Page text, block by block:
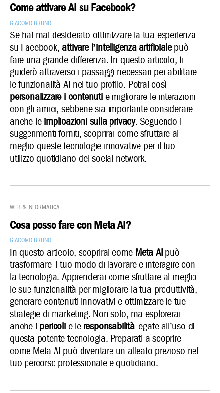
Come attivare AI su Facebook?
Giacomo Bruno
Se hai mai desiderato ottimizzare la tua esperienza
su Facebook,attivare l’intelligenza artificialepuò
fare una grande differenza. In questo articolo, ti
guiderò attraverso i passaggi necessari per abilitare
le funzionalità AI nel tuo profilo. Potrai così
personalizzare i contenutie migliorare le interazioni
con gli amici, sebbene sia importante considerare
anche le implicazioni sulla privacy. Seguendo i
suggerimenti forniti, scoprirai come sfruttare al
meglio queste tecnologie innovative per il tuo
utilizzo quotidiano del social network.
Web & Informatica
Cosa posso fare con Meta AI?
Giacomo Bruno
In questo articolo, scoprirai come Meta AI può
trasformare il tuo modo di lavorare e interagire con
la tecnologia. Apprenderai come sfruttare al meglio
le sue funzionalità per migliorare la tua produttività,
generare contenuti innovativi e ottimizzare le tue
strategie di marketing. Non solo, ma esplorerai
anche i pericolie le responsabilitàlegate all’uso di
questa potente tecnologia. Preparati a scoprire
come Meta AI può diventare un alleato prezioso nel
tuo percorso professionale e quotidiano.